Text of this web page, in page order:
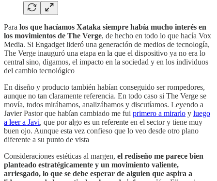
Para los que hacíamos Xataka siempre había mucho interés en
los movimientos de The Verge, de hecho en todo lo que hacía Vox
Media. Si Engadget lideró una generación de medios de tecnología,
The Verge inauguró una etapa en la que el dispositivo ya no era lo
central sino, digamos, el impacto en la sociedad y en los individuos
del cambio tecnológico
En diseño y producto también habían conseguido ser rompedores,
aunque no tan claramente referencia. En todo caso si The Verge se
movía, todos mirábamos, analizábamos y discutíamos. Leyendo a
Javier Pastor que habían cambiado me fui primero a mirarlo y luego
a leer a Javi, que por algo es un referente en el sector y tiene muy
buen ojo. Aunque esta vez confieso que lo veo desde otro plano
diferente a su punto de vista
Consideraciones estéticas al margen, el rediseño me parece bien
planteado estratégicamente y un movimiento valiente,
arriesgado, lo que se debe esperar de alguien que aspira a